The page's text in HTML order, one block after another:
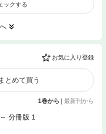
ックする
お気に入り登録
とめて買う
1巻から | 最新刊から
分冊版 1